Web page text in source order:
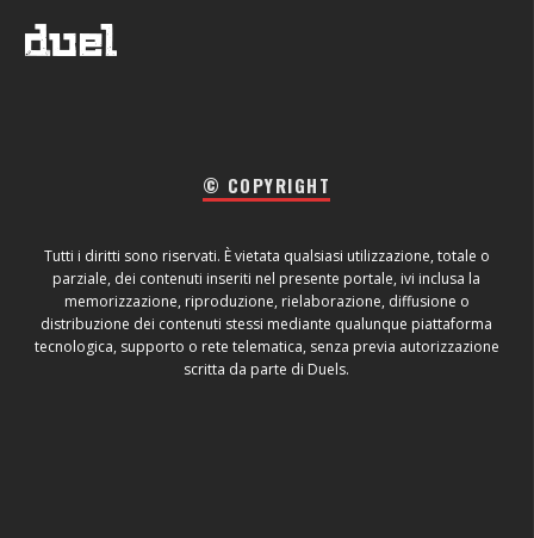
© COPYRIGHT
Tutti i diritti sono riservati. È vietata qualsiasi utilizzazione, totale o
parziale, dei contenuti inseriti nel presente portale, ivi inclusa la
memorizzazione, riproduzione, rielaborazione, diffusione o
distribuzione dei contenuti stessi mediante qualunque piattaforma
tecnologica, supporto o rete telematica, senza previa autorizzazione
scritta da parte di Duels.